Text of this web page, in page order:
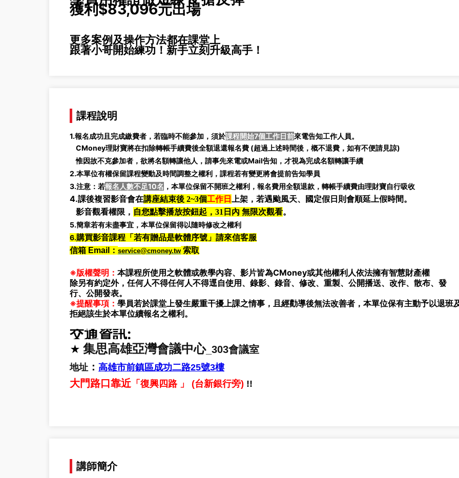
獲利$83,096元出場
更多案例及操作方法都在課堂上
跟著小哥開始練功！新手立刻升級高手！
課程說明
1.報名成功且完成繳費者，若臨時不能參加，須於課程開始7個工作日前來電告知工作人員。
CMoney理財寶將在扣除轉帳手續費後全額退還報名費 (超過上述時間後，概不退費，如有不便請見諒)
惟因故不克參加者，欲將名額轉讓他人，請事先來電或Mail告知，才視為完成名額轉讓手續
2.本單位有權保留課程變動及時間調整之權利，課程若有變更將會提前告知學員
3.注意：若報名人數不足10名 ，本單位保留不開班之權利，報名費用全額退款，轉帳手續費由理財寶自行吸收
4.課後複習影音會在講座結束後 2~3個工作日上架，若遇颱風天、國定假日則會順延上假時間。
影音觀看權限， 自您點擊播放按鈕起，31日內 無限次觀看。
5.簡章若有未盡事宜，本單位保留得以隨時修改之權利
6.購買影音課程「若有贈品是軟體序號」請來信客服
信箱 Email： service@cmoney.tw 索取
※版權聲明： 本課程所使用之軟體或教學內容、影片皆為CMoney或其他權利人依法擁有智慧財產權
除另有約定外，任何人不得任何人不得逕自使用、錄影、錄音、修改、重製、公開播送、改作、散布、發
行、公開發表。
※提醒事項： 學員若於課堂上發生嚴重干擾上課之情事，且經勸導後無法改善者，本單位保有主動予以退班
拒絕該生於本單位續報名之權利。
交通資訊:
★ 集思高雄亞灣會議中心_303會議室
地址 ： 高雄市前鎮區成功二路25號3樓
大門路口靠近 「復興四路 」 (台新銀行旁) !!
講師簡介